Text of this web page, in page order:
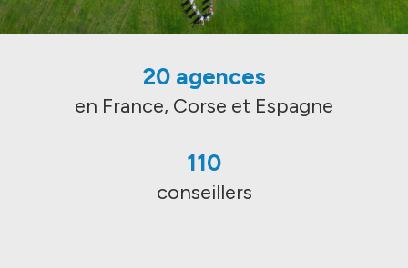
20 agences
en France, Corse et Espagne
110
conseillers